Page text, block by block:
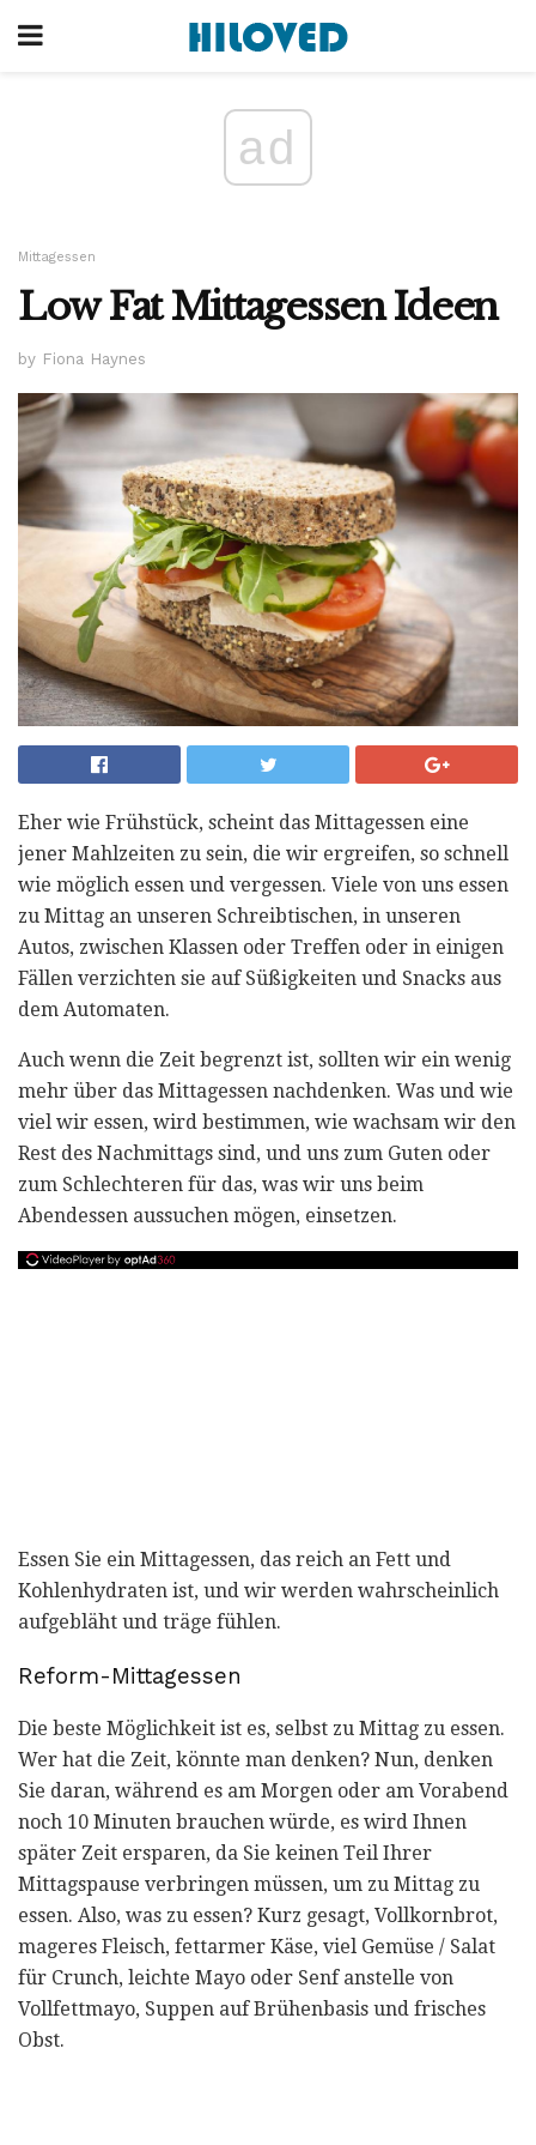
ad
Mittagessen
Low Fat Mittagessen Ideen
by Fiona Haynes
Eher wie Frühstück, scheint das Mittagessen eine
jener Mahlzeiten zu sein, die wir ergreifen, so schnell
wie möglich essen und vergessen. Viele von uns essen
zu Mittag an unseren Schreibtischen, in unseren
Autos, zwischen Klassen oder Treffen oder in einigen
Fällen verzichten sie auf Süßigkeiten und Snacks aus
dem Automaten.
Auch wenn die Zeit begrenzt ist, sollten wir ein wenig
mehr über das Mittagessen nachdenken. Was und wie
viel wir essen, wird bestimmen, wie wachsam wir den
Rest des Nachmittags sind, und uns zum Guten oder
zum Schlechteren für das, was wir uns beim
Abendessen aussuchen mögen, einsetzen.
Essen Sie ein Mittagessen, das reich an Fett und
Kohlenhydraten ist, und wir werden wahrscheinlich
aufgebläht und träge fühlen.
Reform-Mittagessen
Die beste Möglichkeit ist es, selbst zu Mittag zu essen.
Wer hat die Zeit, könnte man denken? Nun, denken
Sie daran, während es am Morgen oder am Vorabend
noch 10 Minuten brauchen würde, es wird Ihnen
später Zeit ersparen, da Sie keinen Teil Ihrer
Mittagspause verbringen müssen, um zu Mittag zu
essen. Also, was zu essen? Kurz gesagt, Vollkornbrot,
mageres Fleisch, fettarmer Käse, viel Gemüse / Salat
für Crunch, leichte Mayo oder Senf anstelle von
Vollfettmayo, Suppen auf Brühenbasis und frisches
Obst.